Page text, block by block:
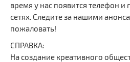
время у нас появится телефон и
сетях. Следите за нашими
пожаловать!
СПРАВКА:
На создание креативного